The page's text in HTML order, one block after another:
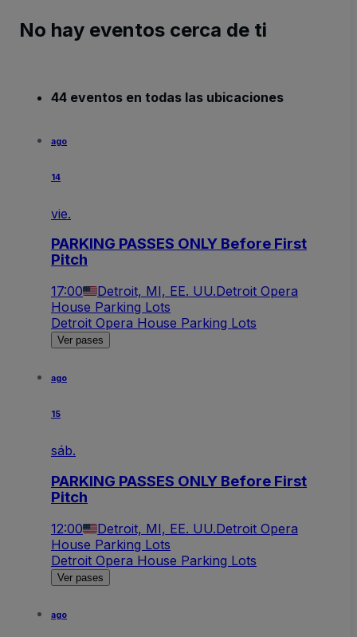
No hay eventos cerca de ti
44 eventos en todas las ubicaciones
ago
14
vie.
PARKING PASSES ONLY Before First
Pitch
17:00 Detroit, MI, EE. UU.Detroit Opera
House Parking Lots
Detroit Opera House Parking Lots
Ver pases
ago
15
sáb.
PARKING PASSES ONLY Before First
Pitch
12:00 Detroit, MI, EE. UU.Detroit Opera
House Parking Lots
Detroit Opera House Parking Lots
Ver pases
ago